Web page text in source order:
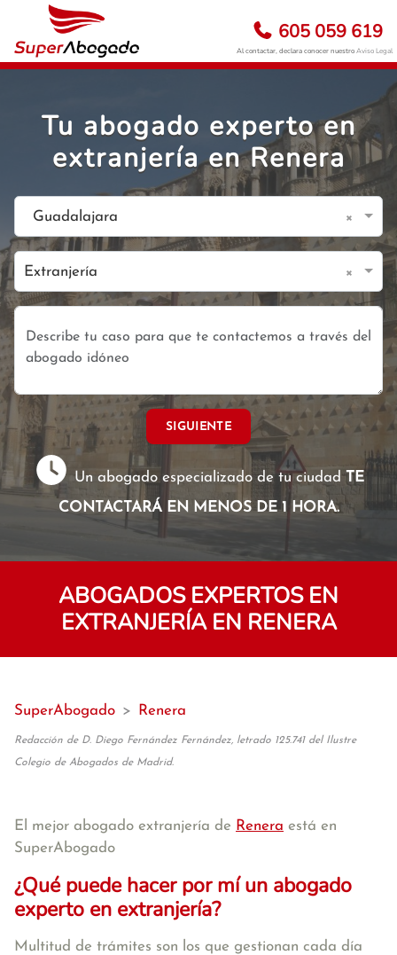
605 059 619
Al contactar, declara conocer nuestroAviso Legal
Tu abogado experto en
extranjería en Renera
Guadalajara ×
Extranjería ×
SIGUIENTE
Un abogado especializado de tu ciudadTE
CONTACTARÁ EN MENOS DE 1 HORA.
ABOGADOS EXPERTOS EN
EXTRANJERÍA EN RENERA
SuperAbogado > Renera
Redacción de D. Diego Fernández Fernández, letrado 125.741 del Ilustre
Colegio de Abogados de Madrid.
El mejor abogado extranjería de Renera está en
SuperAbogado
¿Qué puede hacer por mí un abogado
experto en extranjería?
Multitud de trámites son los que gestionan cada día